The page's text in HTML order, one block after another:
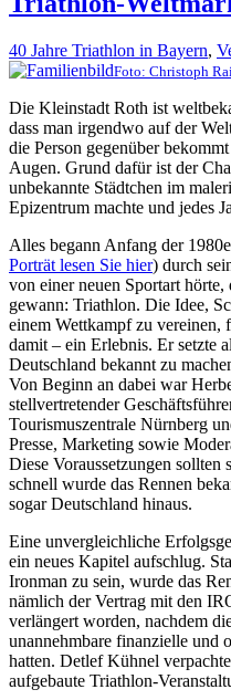
40 Jahre Triathlon in Bayern,
Foto: Christoph
Die Kleinstadt Roth ist
dass man irgendwo auf der
die Person gegenüber
Augen. Grund dafür ist der
unbekannte Städtchen im
Epizentrum machte und jedes
Alles begann Anfang der
Porträt lesen Sie hier) durch
von einer neuen Sportart
gewann: Triathlon. Die Idee,
einem Wettkampf zu vereinen,
damit – ein Erlebnis. Er setzte
Deutschland bekannt zu
Von Beginn an dabei war
stellvertretender
Tourismuszentrale Nürnberg
Presse, Marketing sowie
Diese Voraussetzungen sollten
schnell wurde das Rennen
sogar Deutschland hinaus.
Eine unvergleichliche
ein neues Kapitel aufschlug.
Ironman zu sein, wurde das
nämlich der Vertrag mit den
verlängert worden, nachdem
unannehmbare finanzielle und
hatten. Detlef Kühnel
aufgebaute Triathlon-